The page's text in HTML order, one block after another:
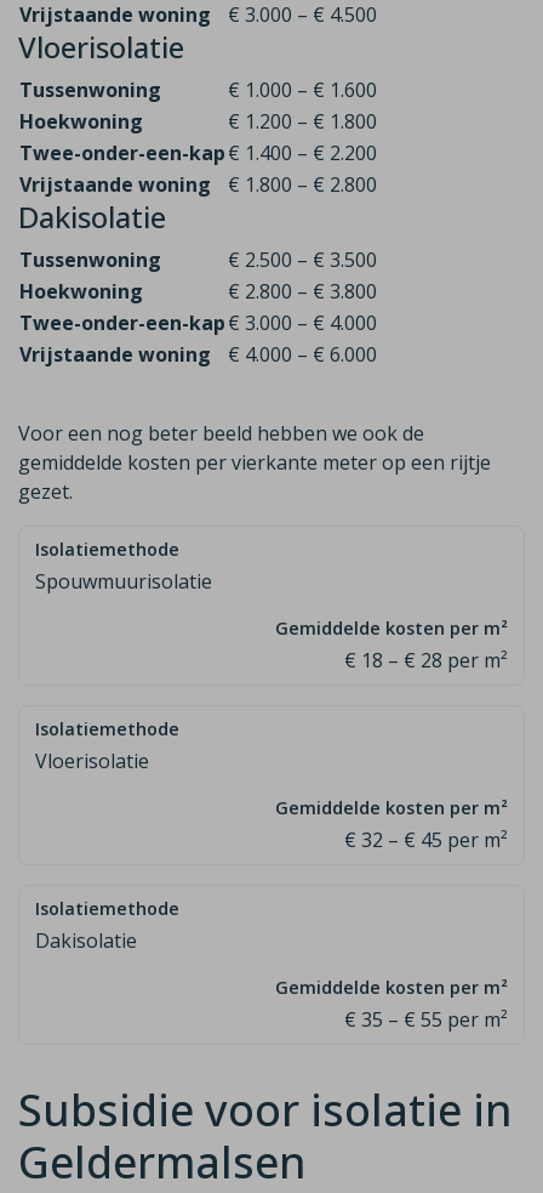
Vrijstaande woning
€ 3.000 – € 4.500
Vloerisolatie
Tussenwoning
€ 1.000 – € 1.600
Hoekwoning
€ 1.200 – € 1.800
Twee-onder-een-kap€ 1.400 – € 2.200
Vrijstaande woning
€ 1.800 – € 2.800
Dakisolatie
Tussenwoning
€ 2.500 – € 3.500
Hoekwoning
€ 2.800 – € 3.800
Twee-onder-een-kap€ 3.000 – € 4.000
Vrijstaande woning
€ 4.000 – € 6.000
Voor een nog beter beeld hebben we ook de
gemiddelde kosten per vierkante meter op een rijtje
gezet.
Spouwmuurisolatie
€ 18 – € 28 per m²
Vloerisolatie
€ 32 – € 45 per m²
Dakisolatie
€ 35 – € 55 per m²
Subsidie voor isolatie in
Geldermalsen